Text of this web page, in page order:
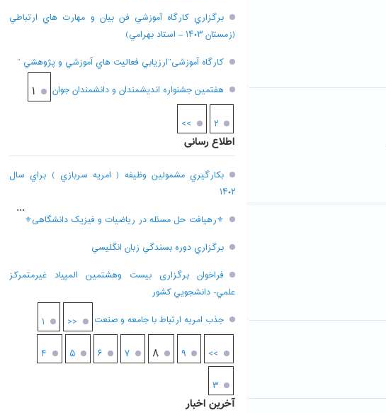
برگزاري کارگاه آموزشي فن بيان و مهارت هاي ارتباطي
(زمستان ۱۴۰۳ – استاد بهرامي)
کارگاه آموزشی”ارزيابي فعاليت هاي آموزشي و پژوهشي “
هفتمين جشنواره انديشمندان و دانشمندان جوان
۱
۲ >>
اطلاع رسانی
بکارگيري مشمولين وظيفه ( امريه سربازي ) براي سال
۱۴۰۲
⚜رهیافت حل مسئله در ریاضیات و فیزیک دانشگاهی⚜
برگزاري دوره بسندگي زبان انگليسي
فراخوان برگزاری بيست وهشتمين المپياد غيرمتمركز
علمي- دانشجويي كشور
جذب امریه ارتباط با جامعه و صنعت
<< ۱
...
۳
۴ ۵ ۶ ۷ ۸ ۹ >>
آخرین اخبار